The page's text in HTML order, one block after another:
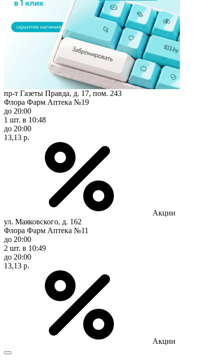
пр-т Газеты Правда, д. 17, пом. 243
Флора Фарм Аптека №19
до 20:00
1 шт. в 10:48
до 20:00
13,13 р.
Акции
ул. Маяковского, д. 162
Флора Фарм Аптека №11
до 20:00
2 шт. в 10:49
до 20:00
13,13 р.
Акции